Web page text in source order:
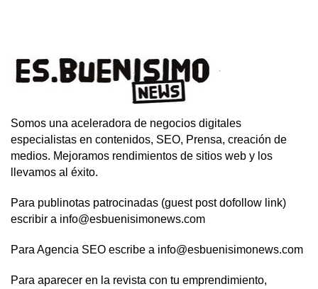
Somos una aceleradora de negocios digitales
especialistas en contenidos, SEO, Prensa, creación de
medios. Mejoramos rendimientos de sitios web y los
llevamos al éxito.
Para publinotas patrocinadas (guest post dofollow link)
escribir a info@esbuenisimonews.com
Para Agencia SEO escribe a info@esbuenisimonews.com
Para aparecer en la revista con tu emprendimiento,